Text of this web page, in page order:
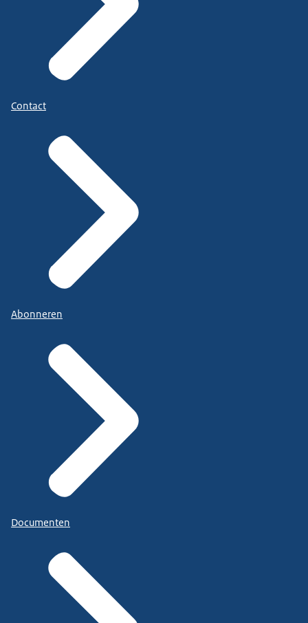
Contact
Abonneren
Documenten